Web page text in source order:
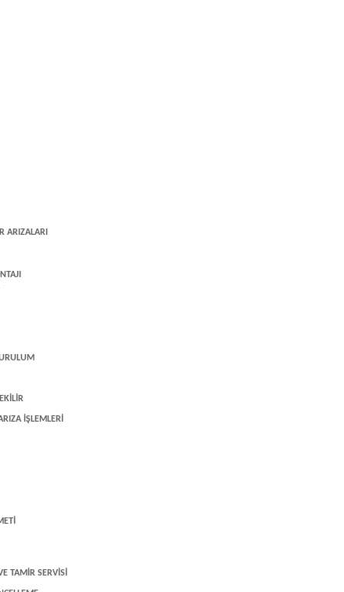
ARIZALARI
İŞLEMLERİ
TAMİR SERVİSİ